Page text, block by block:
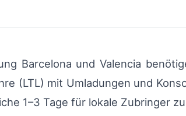
Barcelona und Valencia
(LTL) mit Umladungen und
1–3 Tage für lokale Zubringer